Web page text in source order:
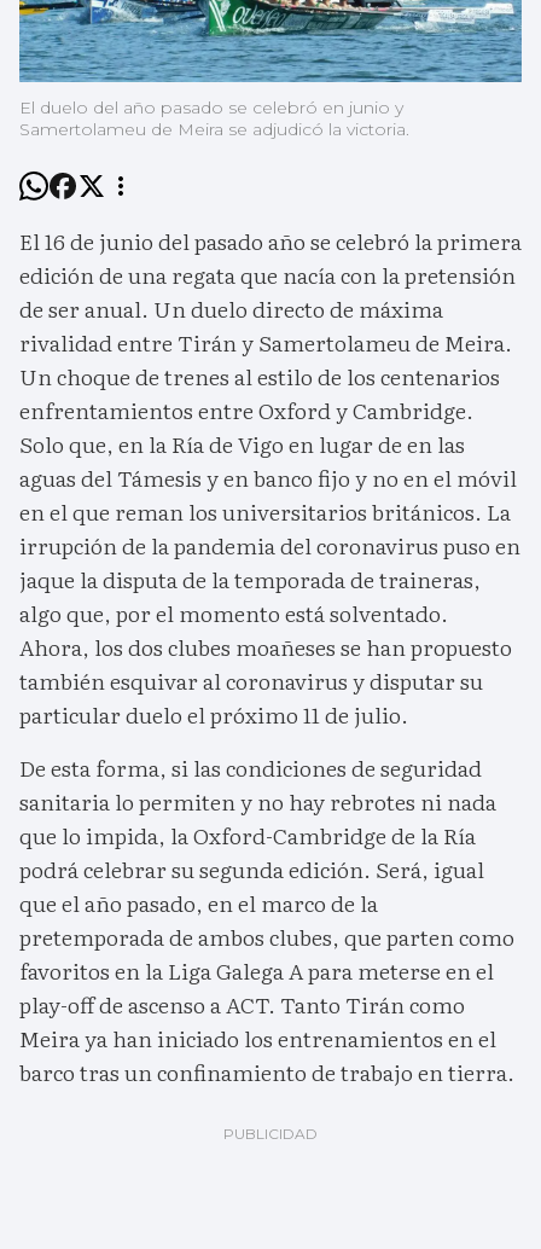
El duelo del año pasado se celebró en junio y
Samertolameu de Meira se adjudicó la victoria.
El 16 de junio del pasado año se celebró la primera
edición de una regata que nacía con la pretensión
de ser anual. Un duelo directo de máxima
rivalidad entre Tirán y Samertolameu de Meira.
Un choque de trenes al estilo de los centenarios
enfrentamientos entre Oxford y Cambridge.
Solo que, en la Ría de Vigo en lugar de en las
aguas del Támesis y en banco fijo y no en el móvil
en el que reman los universitarios británicos. La
irrupción de la pandemia del coronavirus puso en
jaque la disputa de la temporada de traineras,
algo que, por el momento está solventado.
Ahora, los dos clubes moañeses se han propuesto
también esquivar al coronavirus y disputar su
particular duelo el próximo 11 de julio.
De esta forma, si las condiciones de seguridad
sanitaria lo permiten y no hay rebrotes ni nada
que lo impida, la Oxford-Cambridge de la Ría
podrá celebrar su segunda edición. Será, igual
que el año pasado, en el marco de la
pretemporada de ambos clubes, que parten como
favoritos en la Liga Galega A para meterse en el
play-off de ascenso a ACT. Tanto Tirán como
Meira ya han iniciado los entrenamientos en el
barco tras un confinamiento de trabajo en tierra.